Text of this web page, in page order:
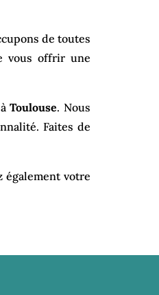
de toutes
vous offrir une
àToulouse. Nous
Faites de
également votre